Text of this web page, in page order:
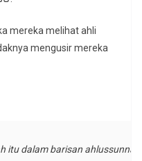
mereka melihat ahli
mengusir mereka
itu dalam barisan